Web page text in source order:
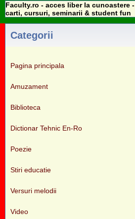
Faculty.ro - acces liber la cunoastere -
carti, cursuri, seminarii & student fun
Categorii
Pagina principala
Amuzament
Biblioteca
Dictionar Tehnic En-Ro
Poezie
Stiri educatie
Versuri melodii
Video